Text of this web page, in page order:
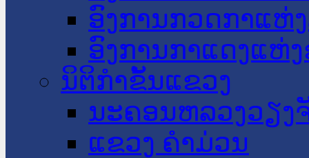
ອົງການກວດກາແຫ່
ອົງການກາແດງແຫ່
ນິຕິກໍາຂັ້ນແຂວງ
ນະ​ຄອນ​ຫລວງວຽງ
ແຂວງ ຄໍາມ່ວນ